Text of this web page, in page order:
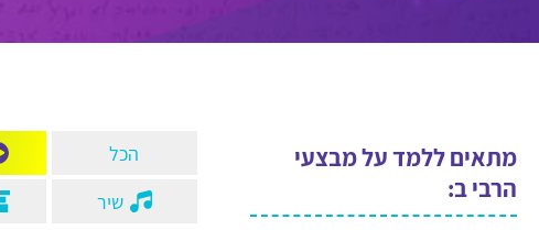
מתאים ללמד על מבצעי
הרבי ב:
הכל
שיר